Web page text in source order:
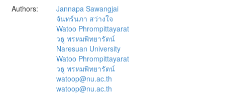
Authors:
Jannapa Sawangjai
จันทร์นภา สว่างใจ
Watoo Phrompittayarat
วธู พรหมพิทยารัตน์
Naresuan University
Watoo Phrompittayarat
วธู พรหมพิทยารัตน์
watoop@nu.ac.th
watoop@nu.ac.th